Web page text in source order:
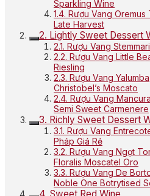
Sparkling Wine
1.4. Rượu Vang Oremus
Late Harvest
2. Lightly Sweet Dessert
2.1. Rượu Vang
2.2. Rượu Vang Little
Riesling
2.3. Rượu Vang Yalumba
Christobel’s Moscato
2.4. Rượu Vang
Semi Sweet Carmenere
3. Richly Sweet Dessert
3.1. Rượu Vang
Pháp Giá Rẻ
3.2. Rượu Vang Ngọt
Floralis Moscatel Oro
3.3. Rượu Vang De
Noble One Botrytised